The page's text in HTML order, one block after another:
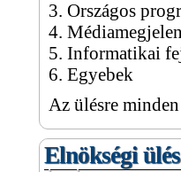
3. Országos
4.
5. Informatikai
6. Egyebek
Az ülésre
Elnökségi